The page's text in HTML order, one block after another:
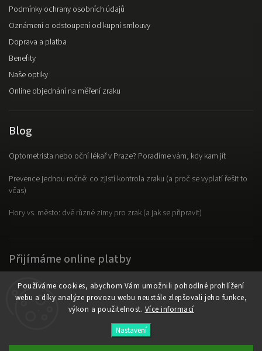
Používáme cookies, abychom Vám umožnili pohodlné prohlížení
webu a díky analýze provozu webu neustále zlepšovali jeho funkce,
výkon a použitelnost. Více informací
Nastavení
Podmínky ochrany osobních údajů
Oznámení o odstoupení od kupní smlouvy
Doprava a platba
Benefity
Naše optiky
Online objednání na měření zraku
Blog
Optometrista nebo oční lékař v Praze? Poradíme vám, kdy kam jít
Prevence jednou ročně: co zjistí kontrola zraku (a proč se vyplatí řešit to
včas)
Hory vs. město: dvě různé zimy pro zrak (a jak se připravit)
Přijímáme online platby
OpticLab. Všechna práva vyhrazena.